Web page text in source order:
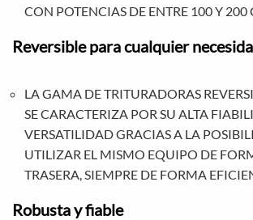
CON POTENCIAS DE ENTRE 100 Y 200
Reversible para cualquier
LA GAMA DE TRITURADORAS
SE CARACTERIZA POR SU ALTA
VERSATILIDAD GRACIAS A LA
UTILIZAR EL MISMO EQUIPO DE
TRASERA, SIEMPRE DE FORMA
Robusta y fiable